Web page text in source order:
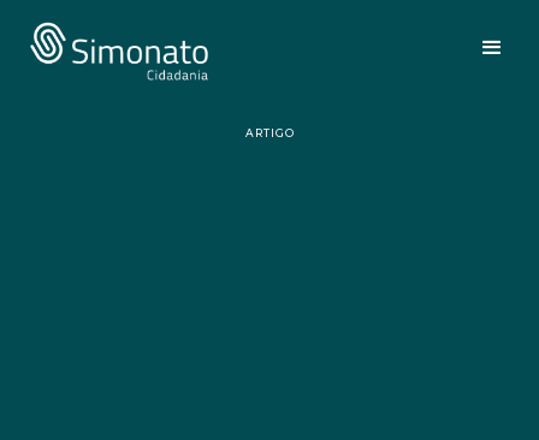
ARTIGO